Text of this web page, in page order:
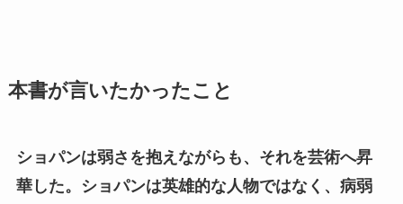
本書が言いたかったこと
ショパンは弱さを抱えながらも、それを芸術へ昇
華した。ショパンは英雄的な人物ではなく、病弱